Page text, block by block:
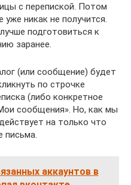
с перепиской. Потом
уже никак не получится.
подготовиться к
заранее.
(или сообщение) будет
по строчке
(либо конкретное
сообщения». Но, как мы
на только что
письма.
аккаунтов в